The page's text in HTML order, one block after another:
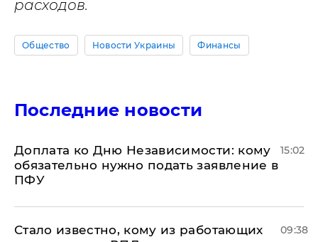
расходов.
Общество Новости Украины Финансы
Последние новости
Доплата ко Дню Независимости: кому
обязательно нужно подать заявление в
ПФУ
15:02
Стало известно, кому из работающих
09:38